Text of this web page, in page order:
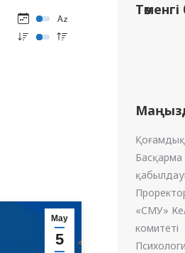
Мау
5
«СМУ»
комитеті